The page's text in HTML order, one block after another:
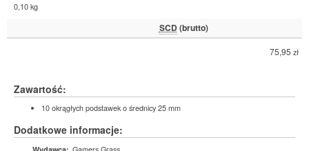
0,10 kg
SCD (brutto)
75,95 zł
Zawartość:
10 okrągłych podstawek o średnicy 25 mm
Dodatkowe informacje:
Wydawca: Gamers Grass